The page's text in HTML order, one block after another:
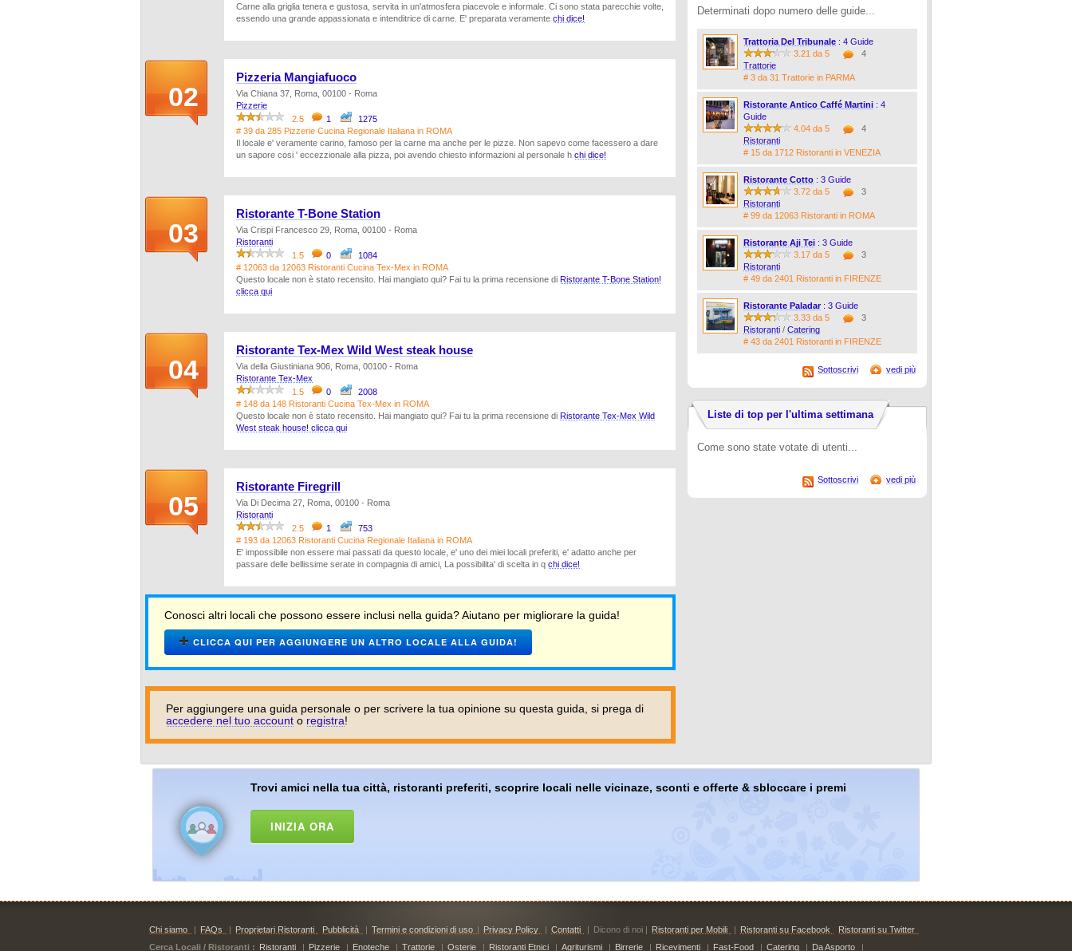
Carne alla griglia tenera e gustosa, servita in un'atmosfera piacevole e informale. Ci sono stata parecchie volte,
essendo una grande appassionata e intenditrice di carne. E' preparata veramente chi dice!
02
Pizzeria Mangiafuoco
Via Chiana 37, Roma, 00100 - Roma
Pizzerie
2.5
1
1275
# 39 da 285 Pizzerie Cucina Regionale Italiana in ROMA
Il locale e' veramente carino, famoso per la carne ma anche per le pizze. Non sapevo come facessero a dare
un sapore cosi ' eccezzionale alla pizza, poi avendo chiesto informazioni al personale h chi dice!
03
Ristorante T-Bone Station
Via Crispi Francesco 29, Roma, 00100 - Roma
Ristoranti
1.5
0
1084
# 12063 da 12063 Ristoranti Cucina Tex-Mex in ROMA
Questo locale non è stato recensito. Hai mangiato qui? Fai tu la prima recensione di Ristorante T-Bone Station!
clicca qui
04
Ristorante Tex-Mex Wild West steak house
Via della Giustiniana 906, Roma, 00100 - Roma
Ristorante Tex-Mex
1.5
0
2008
# 148 da 148 Ristoranti Cucina Tex-Mex in ROMA
Questo locale non è stato recensito. Hai mangiato qui? Fai tu la prima recensione di Ristorante Tex-Mex Wild
West steak house! clicca qui
05
Ristorante Firegrill
Via Di Decima 27, Roma, 00100 - Roma
Ristoranti
2.5
1
753
# 193 da 12063 Ristoranti Cucina Regionale Italiana in ROMA
E' impossibile non essere mai passati da questo locale, e' uno dei miei locali preferiti, e' adatto anche per
passare delle bellissime serate in compagnia di amici, La possibilita' di scelta in q chi dice!
Conosci altri locali che possono essere inclusi nella guida? Aiutano per migliorare la guida!
CLICCA QUI PER AGGIUNGERE UN ALTRO LOCALE ALLA GUIDA!
Per aggiungere una guida personale o per scrivere la tua opinione su questa guida, si prega di
accedere nel tuo account o registra!
Determinati dopo numero delle guide...
Trattoria Del Tribunale : 4 Guide
3.21 da 5
4
Trattorie
# 3 da 31 Trattorie in PARMA
Ristorante Antico Caffé Martini : 4
Guide
4.04 da 5
4
Ristoranti
# 15 da 1712 Ristoranti in VENEZIA
Ristorante Cotto : 3 Guide
3.72 da 5
3
Ristoranti
# 99 da 12063 Ristoranti in ROMA
Ristorante Aji Tei : 3 Guide
3.17 da 5
3
Ristoranti
# 49 da 2401 Ristoranti in FIRENZE
Ristorante Paladar: 3 Guide
3.33 da 5
3
Ristoranti / Catering
# 43 da 2401 Ristoranti in FIRENZE
Sottoscrivi vedi più
Liste di top per l'ultima settimana
Come sono state votate di utenti...
Sottoscrivi vedi più
Trovi amici nella tua città, ristoranti preferiti, scoprire locali nelle vicinaze, sconti e offerte & sbloccare i premi
INIZIA ORA
Chi siamo | FAQs | Proprietari Ristoranti Pubblicità | Termini e condizioni di uso | Privacy Policy | Contatti | Dicono di noi | Ristoranti per Mobili | Ristoranti su Facebook
Ristoranti su Twitter
Cerca Locali / Ristoranti : Ristoranti | Pizzerie | Enoteche | Trattorie | Osterie | Ristoranti Etnici | Agriturismi | Birrerie | Ricevimenti | Fast-Food | Catering | Da Asporto |